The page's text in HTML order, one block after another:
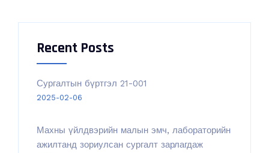
Recent Posts
Сургалтын бүртгэл 21-001
2025-02-06
Махны үйлдвэрийн малын эмч, лабораторийн
ажилтанд зориулсан сургалт зарлагдаж